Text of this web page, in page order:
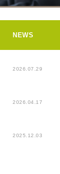
NEWS
2026.07.29
2026.04.17
2025.12.03